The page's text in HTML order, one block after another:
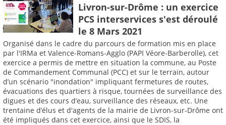
Livron-sur-Drôme : un exercice
PCS interservices s'est déroulé
le 8 Mars 2021
Organisé dans le cadre du parcours de formation mis en place
par l'IRMa et Valence-Romans-Agglo (PAPI Véore-Barberolle), cet
exercice a permis de mettre en situation la commune, au Poste
de Commandement Communal (PCC) et sur le terrain, autour
d’un scénario "inondation" impliquant fermetures de routes,
évacuations des quartiers à risque, tournées de surveillance des
digues et des cours d’eau, surveillance des réseaux, etc. Une
trentaine d’élus et d'agents de la mairie de Livron-sur-Drôme ont
été impliqués dans cet exercice, ainsi que le SDIS, la